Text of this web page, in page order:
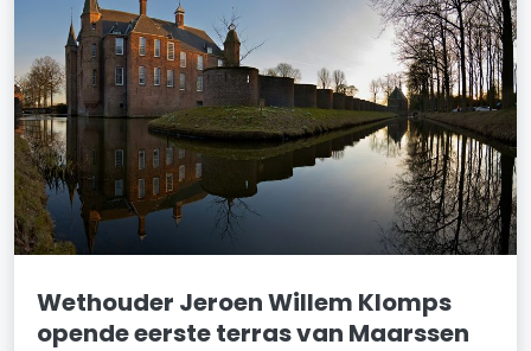
Wethouder Jeroen Willem Klomps
opende eerste terras van Maarssen